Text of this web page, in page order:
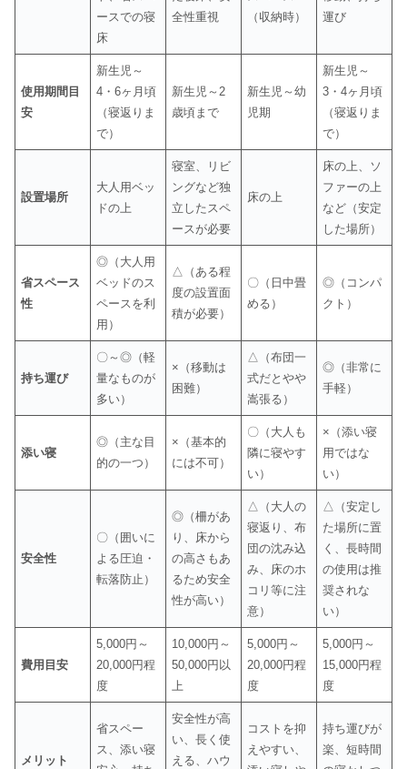
ースでの寝
床
全性重視
（収納時）
運び
使用期間目
安
新生児～
4・6ヶ月頃
（寝返りま
で）
新生児～2
歳頃まで
新生児～幼
児期
新生児～
3・4ヶ月頃
（寝返りま
で）
設置場所
大人用ベッ
ドの上
寝室、リビ
ングなど独
立したスペ
ースが必要
床の上
床の上、ソ
ファーの上
など（安定
した場所）
省スペース
性
◎（大人用
ベッドのス
ペースを利
用）
△（ある程
度の設置面
積が必要）
〇（日中畳
める）
◎（コンパ
クト）
持ち運び
〇～◎（軽
量なものが
多い）
×（移動は
困難）
△（布団一
式だとやや
嵩張る）
◎（非常に
手軽）
添い寝
◎（主な目
的の一つ）
×（基本的
には不可）
〇（大人も
隣に寝やす
い）
×（添い寝
用ではな
い）
安全性
〇（囲いに
よる圧迫・
転落防止）
◎（柵があ
り、床から
の高さもあ
るため安全
性が高い）
△（大人の
寝返り、布
団の沈み込
み、床のホ
コリ等に注
意）
△（安定し
た場所に置
く、長時間
の使用は推
奨されな
い）
費用目安
5,000円～
20,000円程
度
10,000円～
50,000円以
上
5,000円～
20,000円程
度
5,000円～
15,000円程
度
メリット
省スペー
ス、添い寝
安全性が高
い、長く使
える、ハウ
コストを抑
えやすい、
持ち運びが
楽、短時間